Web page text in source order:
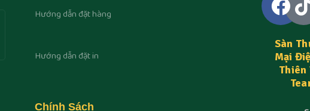
Hướng dẫn đặt hàng
Hướng dẫn đặt in
Chính Sách
Sàn
Mại
Thiên